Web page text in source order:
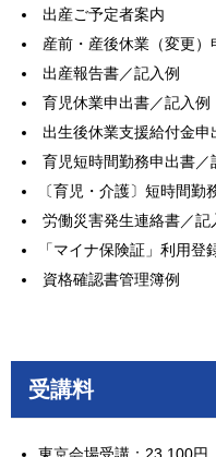
出産ご予定者案内
産前・産後休業（変更）
出産報告書／記入例
育児休業申出書／記入例
出生後休業支援給付金申
育児短時間勤務申出書／
〔育児・介護〕短時間勤
労働災害発生連絡書／記
「マイナ保険証」利用登
資格確認書管理簿例
受講料